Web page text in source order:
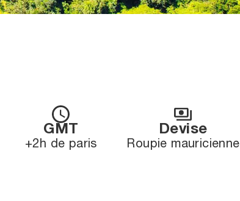
GMT
+2h de paris
Devise
Roupie mauricienne